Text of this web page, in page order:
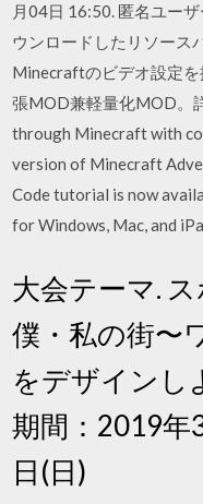
月04日 16:50. 匿名ユー
ウンロードしたリソース
Minecraftのビデオ設定
張MOD兼軽量化MOD。
through Minecraft with
version of Minecraft
Code tutorial is now
for Windows, Mac, and
大会テーマ.
僕・私の街〜
をデザインし
期間：2019年
日(日)